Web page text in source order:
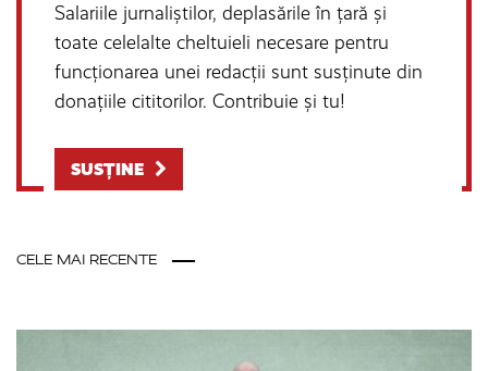
Salariile jurnaliștilor, deplasările în țară și
toate celelalte cheltuieli necesare pentru
funcționarea unei redacții sunt susținute din
donațiile cititorilor. Contribuie și tu!
SUSȚINE
CELE MAI RECENTE